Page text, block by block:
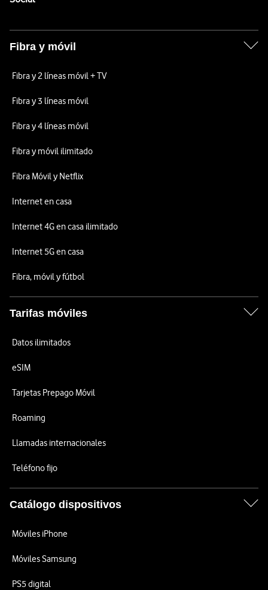
Fibra y móvil
Fibra y 2 líneas móvil + TV
Fibra y 3 líneas móvil
Fibra y 4 líneas móvil
Fibra y móvil ilimitado
Fibra Móvil y Netflix
Internet en casa
Internet 4G en casa ilimitado
Internet 5G en casa
Fibra, móvil y fútbol
Tarifas móviles
Datos ilimitados
eSIM
Tarjetas Prepago Móvil
Roaming
Llamadas internacionales
Teléfono fijo
Catálogo dispositivos
Móviles iPhone
Móviles Samsung
PS5 digital